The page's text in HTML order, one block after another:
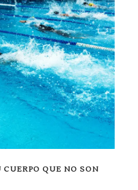
QUE NO SON